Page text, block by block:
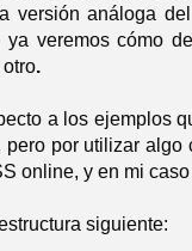
versión análoga
veremos cómo
.
a los ejemplos
por utilizar
online, y en mi
siguiente: